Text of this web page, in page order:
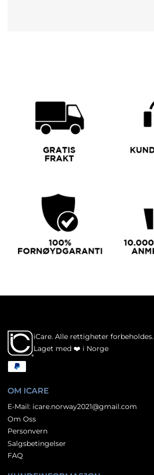
iCare. Alle rettigheter forbeholdes.
Laget med ❤️ i Norge
Betalingsmetoder
OM ICARE
E-Mail: icare.norway2021@gmail.com
Om Oss
Personvern
Salgsbetingelser
FAQ